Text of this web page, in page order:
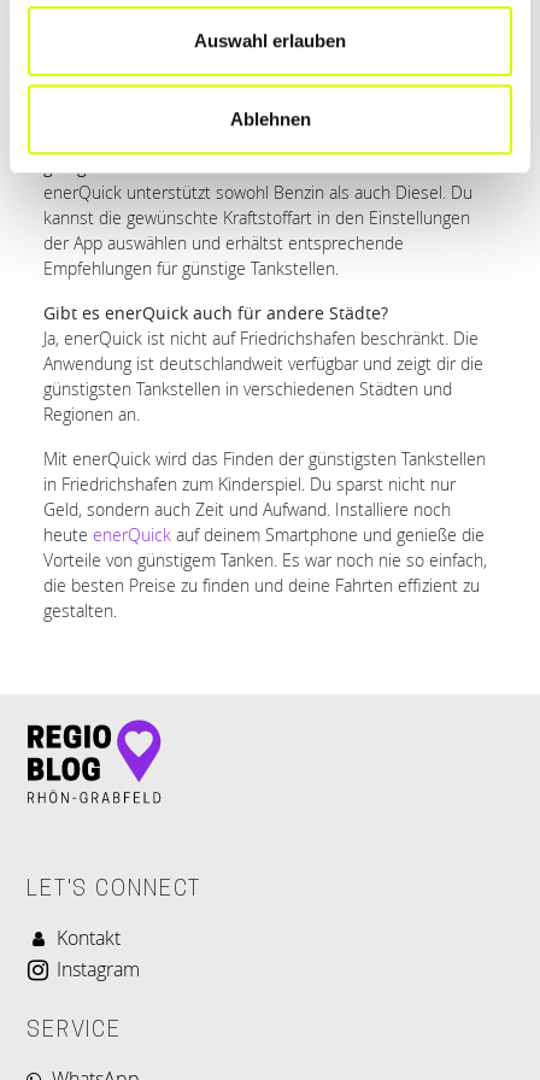
Auswahl erlauben
Ablehnen
an. Du kannst auch deine gewünschte Strecke eingeben,
und enerQuick findet für dich die günstigsten Tankstellen
geeignet?
enerQuick unterstützt sowohl Benzin als auch Diesel. Du
kannst die gewünschte Kraftstoffart in den Einstellungen
der App auswählen und erhältst entsprechende
Empfehlungen für günstige Tankstellen.
Gibt es enerQuick auch für andere Städte?
Ja, enerQuick ist nicht auf Friedrichshafen beschränkt. Die
Anwendung ist deutschlandweit verfügbar und zeigt dir die
günstigsten Tankstellen in verschiedenen Städten und
Regionen an.
Mit enerQuick wird das Finden der günstigsten Tankstellen
in Friedrichshafen zum Kinderspiel. Du sparst nicht nur
Geld, sondern auch Zeit und Aufwand. Installiere noch
heute enerQuick auf deinem Smartphone und genieße die
Vorteile von günstigem Tanken. Es war noch nie so einfach,
die besten Preise zu finden und deine Fahrten effizient zu
gestalten.
LET'S CONNECT
Kontakt
Instagram
SERVICE